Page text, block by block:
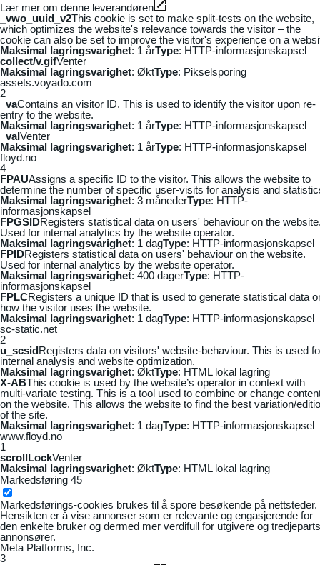
Lær mer om denne leverandøren
_vwo_uuid_v2This cookie is set to make split-tests on the website,
which optimizes the website's relevance towards the visitor – the
cookie can also be set to improve the visitor's experience on a
Maksimal lagringsvarighet: 1 årType: HTTP-informasjonskapsel
collect/v.gifVenter
Maksimal lagringsvarighet: ØktType: Pikselsporing
assets.voyado.com
2
_vaContains an visitor ID. This is used to identify the visitor upon re-
entry to the website.
Maksimal lagringsvarighet: 1 årType: HTTP-informasjonskapsel
_vaIVenter
Maksimal lagringsvarighet: 1 årType: HTTP-informasjonskapsel
floyd.no
4
FPAUAssigns a specific ID to the visitor. This allows the website to
determine the number of specific user-visits for analysis and
Maksimal lagringsvarighet: 3 månederType: HTTP-
informasjonskapsel
FPGSIDRegisters statistical data on users' behaviour on the
Used for internal analytics by the website operator.
Maksimal lagringsvarighet: 1 dagType: HTTP-informasjonskapsel
FPIDRegisters statistical data on users' behaviour on the website.
Used for internal analytics by the website operator.
Maksimal lagringsvarighet: 400 dagerType: HTTP-
informasjonskapsel
FPLCRegisters a unique ID that is used to generate statistical data
how the visitor uses the website.
Maksimal lagringsvarighet: 1 dagType: HTTP-informasjonskapsel
sc-static.net
2
u_scsidRegisters data on visitors' website-behaviour. This is used
internal analysis and website optimization.
Maksimal lagringsvarighet: ØktType: HTML lokal lagring
X-ABThis cookie is used by the website’s operator in context with
multi-variate testing. This is a tool used to combine or change
on the website. This allows the website to find the best variation/
of the site.
Maksimal lagringsvarighet: 1 dagType: HTTP-informasjonskapsel
www.floyd.no
1
scrollLockVenter
Maksimal lagringsvarighet: ØktType: HTML lokal lagring
Markedsføring 45
Markedsførings-cookies brukes til å spore besøkende på nettsteder.
Hensikten er å vise annonser som er relevante og engasjerende for
den enkelte bruker og dermed mer verdifull for utgivere og tredjeparts
annonsører.
Meta Platforms, Inc.
3